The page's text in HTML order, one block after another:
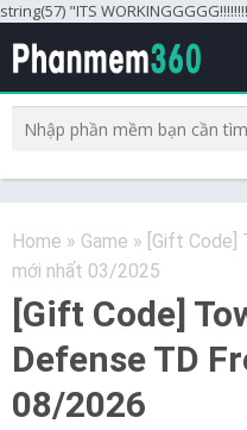
string(57) "ITS
Home » Game » [Gift Code]
mới nhất 03/2025
[Gift Code]
Defense TD
08/2026